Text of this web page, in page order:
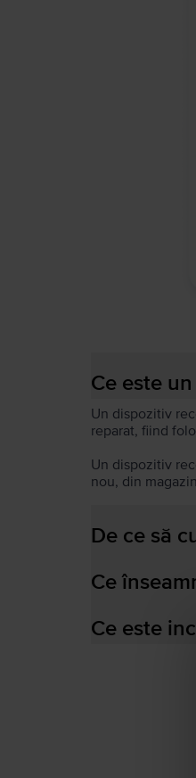
Ce este
Un dispozitiv
reparat, fiind
Un dispozitiv
nou, din
De ce să
Ce
Ce este